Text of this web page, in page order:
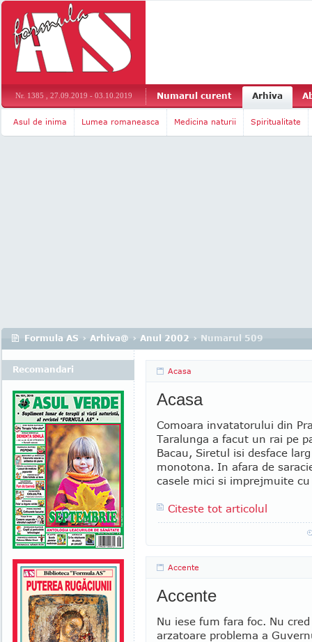
Nr. 1385 , 27.09.2019 - 03.10.2019 Numarul curent Arhiva
Asul de inima Lumea romaneasca Medicina naturii Spiritualitate
Formula AS › Arhiva@ › Anul 2002 › Numarul 509
Acasa
Acasa
Comoara invatatorului din
Taralunga a facut un rai pe
Bacau, Siretul isi desface
monotona. In afara de
casele mici si imprejmuite
Citeste tot articolul
Accente
Accente
Nu iese fum fara foc. Nu
arzatoare problema a
Recomandari